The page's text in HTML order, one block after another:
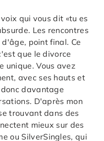
qui vous dit «tu es
Les rencontres
point final. Ce
que le divorce
unique. Vous avez
avec ses hauts et
davantage
D'après mon
trouvant dans des
mieux sur des
ou SilverSingles, qui